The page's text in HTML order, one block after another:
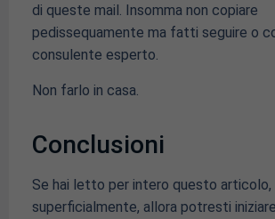
di queste mail. Insomma non copiare
pedissequamente ma fatti seguire o
consulente esperto.
Non farlo in casa.
Conclusioni
Se hai letto per intero questo
superficialmente, allora potresti